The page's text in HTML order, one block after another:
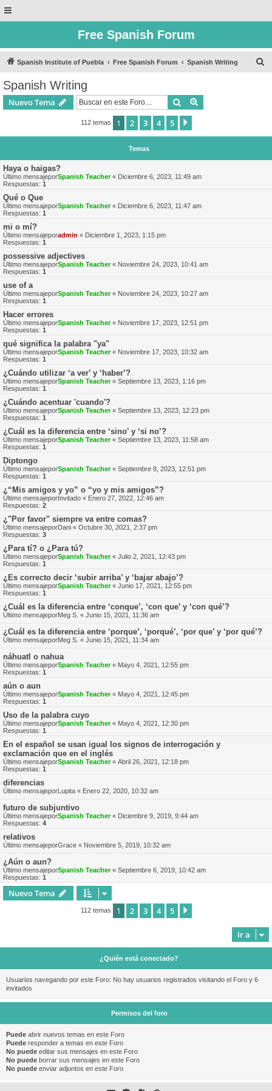
Free Spanish Forum
Spanish Institute of Puebla Free Spanish Forum Spanish Writing
Spanish Writing
Nuevo Tema Buscar
112 temas 1 2 3 4 5
Temas
Haya o haigas?
Último mensajeporSpanish Teacher« Diciembre 6, 2023, 11:49 am
Respuestas: 1
Qué o Que
Último mensajeporSpanish Teacher« Diciembre 6, 2023, 11:47 am
Respuestas: 1
mi o mí?
Último mensajeporadmin « Diciembre 1, 2023, 1:15 pm
Respuestas: 1
possessive adjectives
Último mensajeporSpanish Teacher« Noviembre 24, 2023, 10:41 am
Respuestas: 1
use of a
Último mensajeporSpanish Teacher« Noviembre 24, 2023, 10:27 am
Respuestas: 1
Hacer errores
Último mensajeporSpanish Teacher« Noviembre 17, 2023, 12:51 pm
Respuestas: 1
qué significa la palabra "ya"
Último mensajeporSpanish Teacher« Noviembre 17, 2023, 10:32 am
Respuestas: 1
¿Cuándo utilizar ‘a ver’ y ‘haber’?
Último mensajeporSpanish Teacher« Septiembre 13, 2023, 1:16 pm
Respuestas: 1
¿Cuándo acentuar 'cuando'?
Último mensajeporSpanish Teacher« Septiembre 13, 2023, 12:23 pm
Respuestas: 1
¿Cuál es la diferencia entre ‘sino’ y ‘si no’?
Último mensajeporSpanish Teacher« Septiembre 13, 2023, 11:58 am
Respuestas: 1
Diptongo
Último mensajeporSpanish Teacher« Septiembre 8, 2023, 12:51 pm
Respuestas: 1
¿“Mis amigos y yo” o “yo y mis amigos”?
Último mensajeporInvitado « Enero 27, 2022, 12:46 am
Respuestas: 2
¿"Por favor" siempre va entre comas?
Último mensajeporDani « Octubre 30, 2021, 2:37 pm
Respuestas: 3
¿Para tí? o ¿Para tú?
Último mensajeporSpanish Teacher« Julio 2, 2021, 12:43 pm
Respuestas: 1
¿Es correcto decir ‘subir arriba’ y ‘bajar abajo’?
Último mensajeporSpanish Teacher« Junio 17, 2021, 12:55 pm
Respuestas: 1
¿Cuál es la diferencia entre ‘conque’, ‘con que’ y ‘con qué’?
Último mensajeporMeg S. « Junio 15, 2021, 11:36 am
¿Cuál es la diferencia entre ‘porque’, ‘porqué’, ‘por que’ y ‘por qué’?
Último mensajeporMeg S. « Junio 15, 2021, 11:34 am
náhuatl o nahua
Último mensajeporSpanish Teacher« Mayo 4, 2021, 12:55 pm
Respuestas: 1
aún o aun
Último mensajeporSpanish Teacher« Mayo 4, 2021, 12:45 pm
Respuestas: 1
Uso de la palabra cuyo
Último mensajeporSpanish Teacher« Mayo 4, 2021, 12:30 pm
Respuestas: 1
En el español se usan igual los signos de interrogación y
exclamación que en el inglés
Último mensajeporSpanish Teacher« Abril 26, 2021, 12:18 pm
Respuestas: 1
diferencias
Último mensajeporLupita « Enero 22, 2020, 10:32 am
futuro de subjuntivo
Último mensajeporSpanish Teacher« Diciembre 9, 2019, 9:44 am
Respuestas: 4
relativos
Último mensajeporGrace « Noviembre 5, 2019, 10:32 am
¿Aún o aun?
Último mensajeporSpanish Teacher« Septiembre 6, 2019, 10:42 am
Respuestas: 1
Nuevo Tema
112 temas 1 2 3 4 5
Ir a
¿Quién está conectado?
Usuarios navegando por este Foro: No hay usuarios registrados visitando el Foro y 6
invitados
Permisos del foro
Puede abrir nuevos temas en este Foro
Puede responder a temas en este Foro
No puede editar sus mensajes en este Foro
No puede borrar sus mensajes en este Foro
No puede enviar adjuntos en este Foro